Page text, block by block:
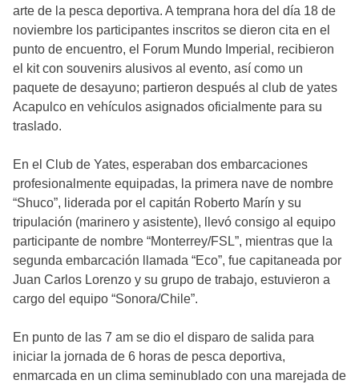
arte de la pesca deportiva. A temprana hora del día 18 de
noviembre los participantes inscritos se dieron cita en el
punto de encuentro, el Forum Mundo Imperial, recibieron
el kit con souvenirs alusivos al evento, así como un
paquete de desayuno; partieron después al club de yates
Acapulco en vehículos asignados oficialmente para su
traslado.
En el Club de Yates, esperaban dos embarcaciones
profesionalmente equipadas, la primera nave de nombre
“Shuco”, liderada por el capitán Roberto Marín y su
tripulación (marinero y asistente), llevó consigo al equipo
participante de nombre “Monterrey/FSL”, mientras que la
segunda embarcación llamada “Eco”, fue capitaneada por
Juan Carlos Lorenzo y su grupo de trabajo, estuvieron a
cargo del equipo “Sonora/Chile”.
En punto de las 7 am se dio el disparo de salida para
iniciar la jornada de 6 horas de pesca deportiva,
enmarcada en un clima seminublado con una marejada de